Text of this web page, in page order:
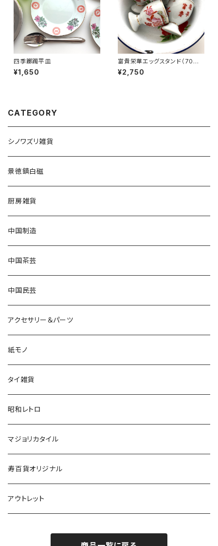
四季躑躅平皿
¥1,650
富貴栄華エッグスタンド（70年
代景徳鎮デッドストック）
¥2,750
CATEGORY
シノワズリ雑貨
景徳鎮白磁
厨房雑貨
中国制造
中国茶芸
中国民芸
アクセサリー＆パーツ
紙モノ
タイ雑貨
昭和レトロ
マジョリカタイル
寿百貨オリジナル
アウトレット